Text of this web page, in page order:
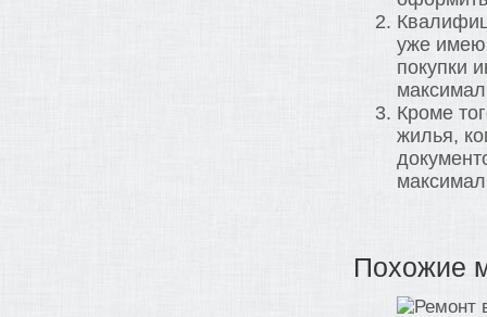
уже
покупки
Кроме
жилья,
Похожие